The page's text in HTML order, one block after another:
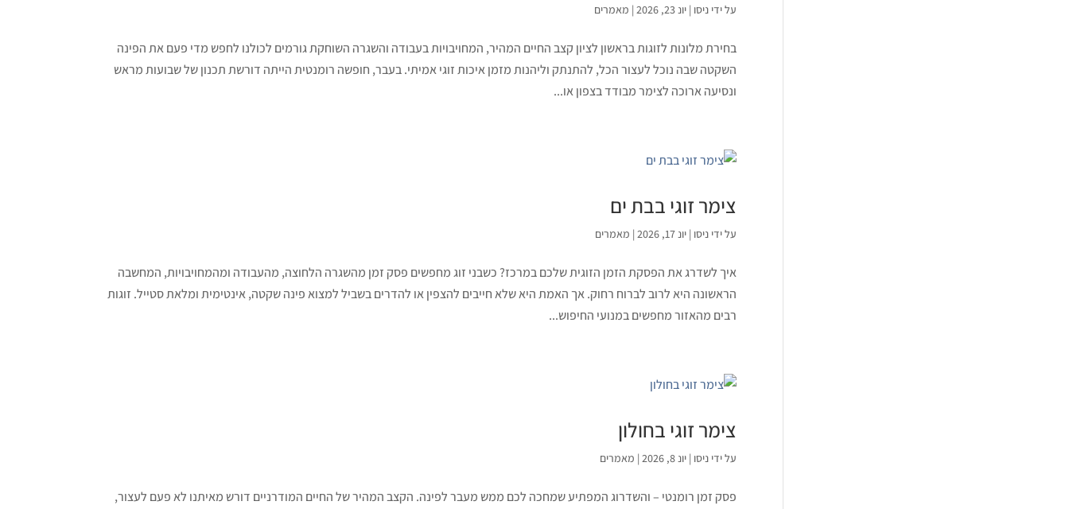
על ידי ניסו | יונ 23, 2026 | מאמרים
בחירת מלונות לזוגות בראשון לציון קצב החיים המהיר, המחויבויות בעבודה והשגרה השוחקת גורמים לכולנו לחפש מדי פעם את הפינה
השקטה שבה נוכל לעצור הכל, להתנתק וליהנות מזמן איכות זוגי אמיתי. בעבר, חופשה רומנטית הייתה דורשת תכנון של שבועות מראש
ונסיעה ארוכה לצימר מבודד בצפון או...
צימר זוגי בבת ים
על ידי ניסו | יונ 17, 2026 | מאמרים
איך לשדרג את הפסקת הזמן הזוגית שלכם במרכז? כשבני זוג מחפשים פסק זמן מהשגרה הלחוצה, מהעבודה ומהמחויבויות, המחשבה
הראשונה היא לרוב לברוח רחוק. אך האמת היא שלא חייבים להצפין או להדרים בשביל למצוא פינה שקטה, אינטימית ומלאת סטייל. זוגות
רבים מהאזור מחפשים במנועי החיפוש...
צימר זוגי בחולון
על ידי ניסו | יונ 8, 2026 | מאמרים
פסק זמן רומנטי – והשדרוג המפתיע שמחכה לכם ממש מעבר לפינה. הקצב המהיר של החיים המודרניים דורש מאיתנו לא פעם לעצור,